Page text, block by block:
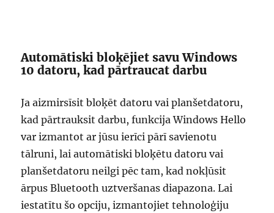
Automātiski bloķējiet savu Windows
10 datoru, kad pārtraucat darbu
Ja aizmirsīsit bloķēt datoru vai planšetdatoru,
kad pārtrauksit darbu, funkcija Windows Hello
var izmantot ar jūsu ierīci pārī savienotu
tālruni, lai automātiski bloķētu datoru vai
planšetdatoru neilgi pēc tam, kad nokļūsit
ārpus Bluetooth uztveršanas diapazona. Lai
iestatītu šo opciju, izmantojiet tehnoloģiju